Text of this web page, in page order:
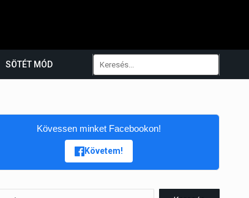
SÖTÉT MÓD
Kövessen minket Facebookon!
Követem!